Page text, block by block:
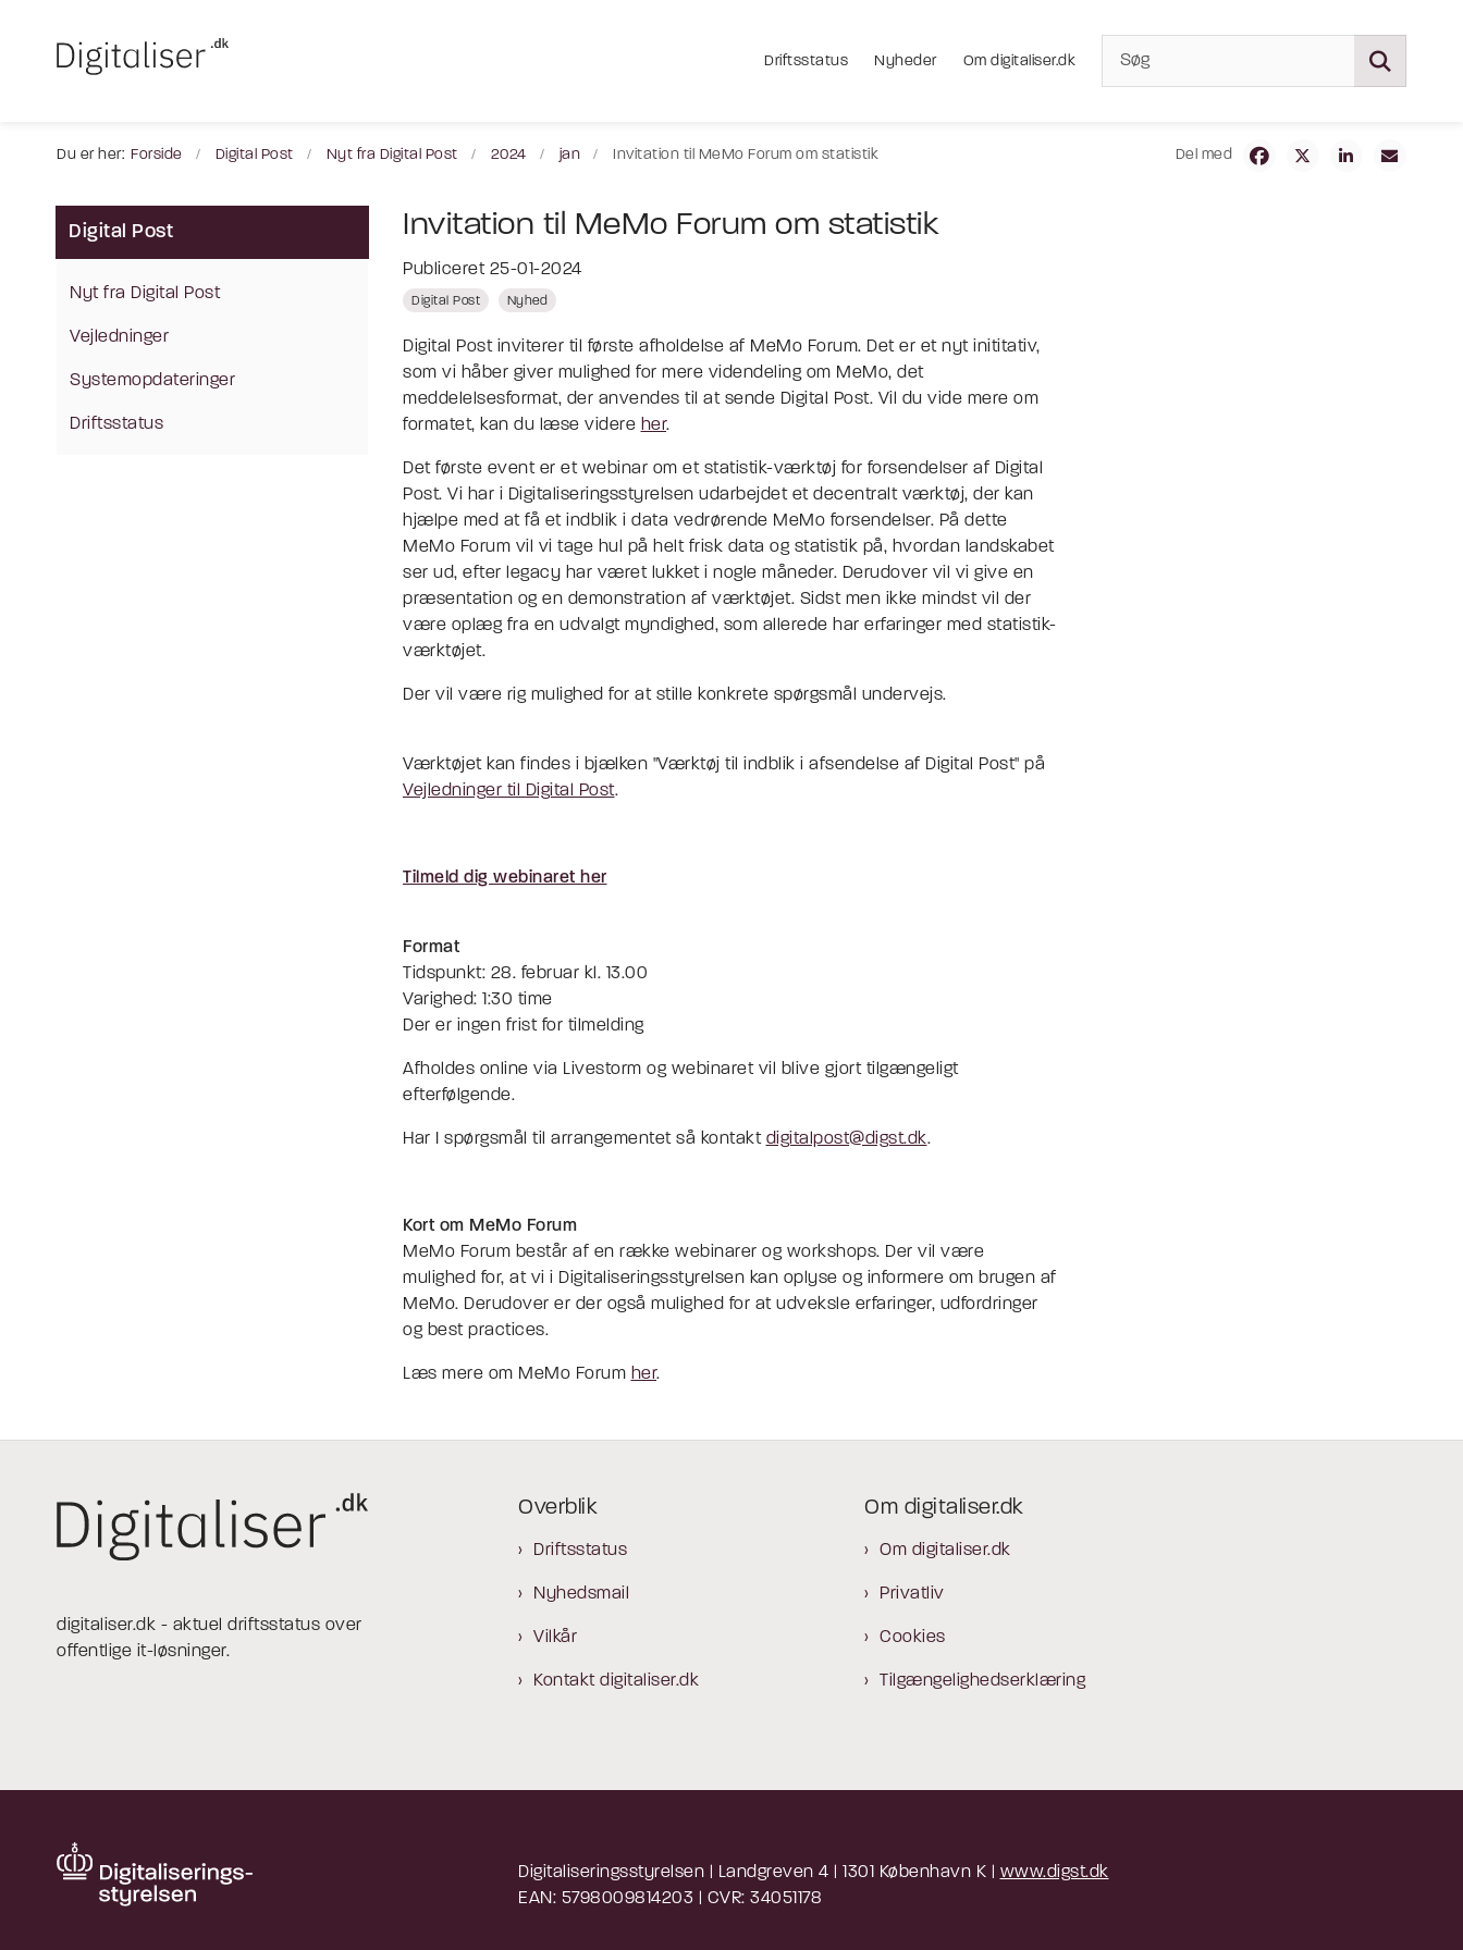
Driftsstatus Nyheder Om digitaliser.dk
Du er her: Forside Digital Post Nyt fra Digital Post 2024 jan Invitation til MeMo Forum om statistik Del med
Digital Post
Nyt fra Digital Post
Vejledninger
Systemopdateringer
Driftsstatus
Invitation til MeMo Forum om statistik
Publiceret 25-01-2024
Digital Post Nyhed
Digital Post inviterer til første afholdelse af MeMo Forum. Det er et nyt inititativ,
som vi håber giver mulighed for mere videndeling om MeMo, det
meddelelsesformat, der anvendes til at sende Digital Post. Vil du vide mere om
formatet, kan du læse videre her.
Det første event er et webinar om et statistik-værktøj for forsendelser af Digital
Post. Vi har i Digitaliseringsstyrelsen udarbejdet et decentralt værktøj, der kan
hjælpe med at få et indblik i data vedrørende MeMo forsendelser. På dette
MeMo Forum vil vi tage hul på helt frisk data og statistik på, hvordan landskabet
ser ud, efter legacy har været lukket i nogle måneder. Derudover vil vi give en
præsentation og en demonstration af værktøjet. Sidst men ikke mindst vil der
være oplæg fra en udvalgt myndighed, som allerede har erfaringer med statistik-
værktøjet.
Der vil være rig mulighed for at stille konkrete spørgsmål undervejs.
Værktøjet kan findes i bjælken "Værktøj til indblik i afsendelse af Digital Post" på
Vejledninger til Digital Post.
Tilmeld dig webinaret her
Format
Tidspunkt: 28. februar kl. 13.00
Varighed: 1:30 time
Der er ingen frist for tilmelding
Afholdes online via Livestorm og webinaret vil blive gjort tilgængeligt
efterfølgende.
Har I spørgsmål til arrangementet så kontakt digitalpost@digst.dk.
Kort om MeMo Forum
MeMo Forum består af en række webinarer og workshops. Der vil være
mulighed for, at vi i Digitaliseringsstyrelsen kan oplyse og informere om brugen af
MeMo. Derudover er der også mulighed for at udveksle erfaringer, udfordringer
og best practices.
Læs mere om MeMo Forum her.
digitaliser.dk - aktuel driftsstatus over
offentlige it-løsninger.
Overblik
Driftsstatus
Nyhedsmail
Vilkår
Kontakt digitaliser.dk
Om digitaliser.dk
Om digitaliser.dk
Privatliv
Cookies
Tilgængelighedserklæring
Digitaliseringsstyrelsen | Landgreven 4 | 1301 København K | www.digst.dk
EAN: 5798009814203 | CVR: 34051178